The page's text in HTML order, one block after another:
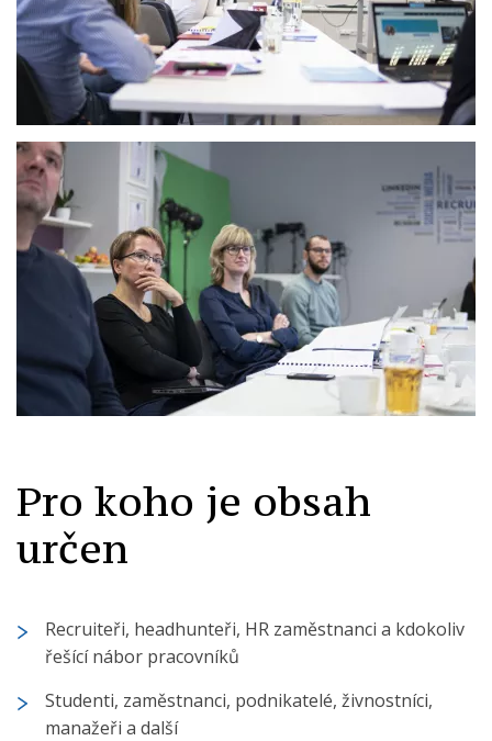
Pro koho je obsah
určen
Recruiteři, headhunteři, HR zaměstnanci a kdokoliv
řešící nábor pracovníků
Studenti, zaměstnanci, podnikatelé, živnostníci,
manažeři a další